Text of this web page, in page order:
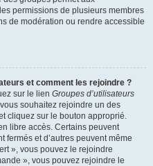
permissions de plusieurs membres
de modération ou rendre accessible
et comment les rejoindre ?
sur le lien Groupes d’utilisateurs
souhaitez rejoindre un des
cliquez sur le bouton approprié.
libre accès. Certains peuvent
fermés et d’autres peuvent même
», vous pouvez le rejoindre
», vous pouvez rejoindre le